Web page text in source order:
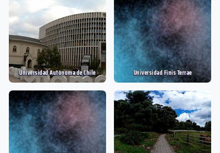
Universidad Autónoma de Chile Universidad Finis Terrae